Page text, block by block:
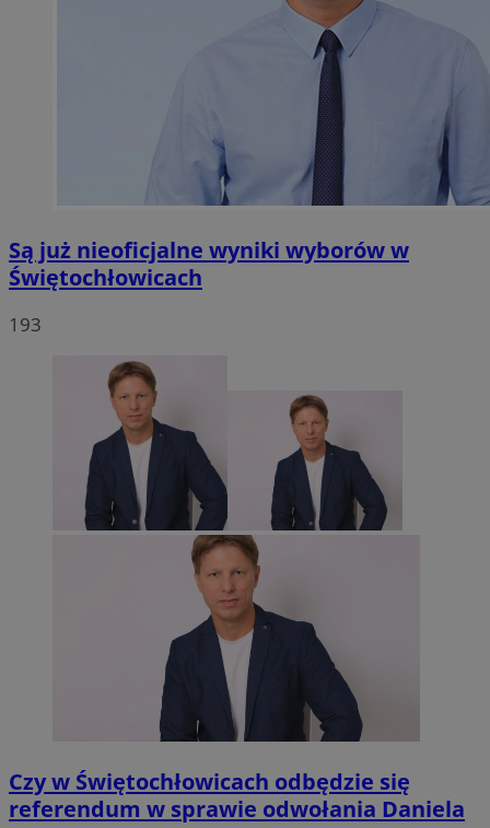
Są już nieoficjalne wyniki wyborów w
Świętochłowicach
193
Czy w Świętochłowicach odbędzie się
referendum w sprawie odwołania Daniela